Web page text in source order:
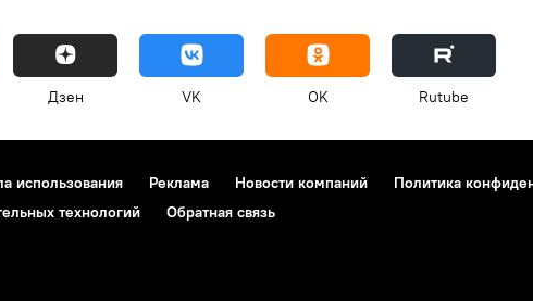
Дзен VK OK Rutube
использования Реклама Новости компаний Политика
технологий
Обратная связь